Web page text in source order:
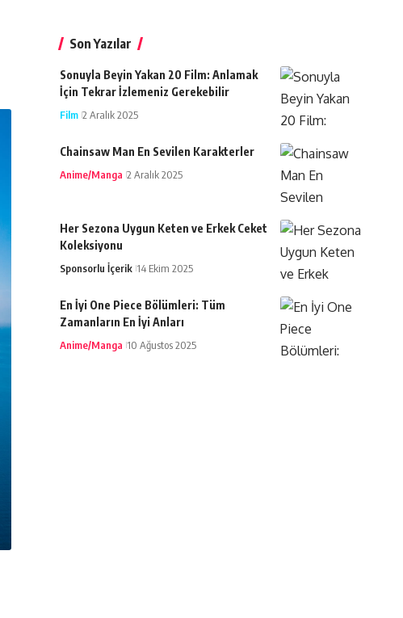
Son Yazılar
Sonuyla Beyin Yakan 20 Film: Anlamak
İçin Tekrar İzlemeniz Gerekebilir
Film 2 Aralık 2025
Chainsaw Man En Sevilen Karakterler
Anime/Manga 2 Aralık 2025
Her Sezona Uygun Keten ve Erkek Ceket
Koleksiyonu
Sponsorlu İçerik 14 Ekim 2025
En İyi One Piece Bölümleri: Tüm
Zamanların En İyi Anları
Anime/Manga 10 Ağustos 2025